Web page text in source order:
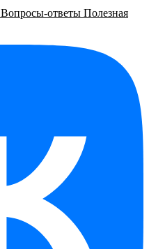
Вопросы-ответы Полезная